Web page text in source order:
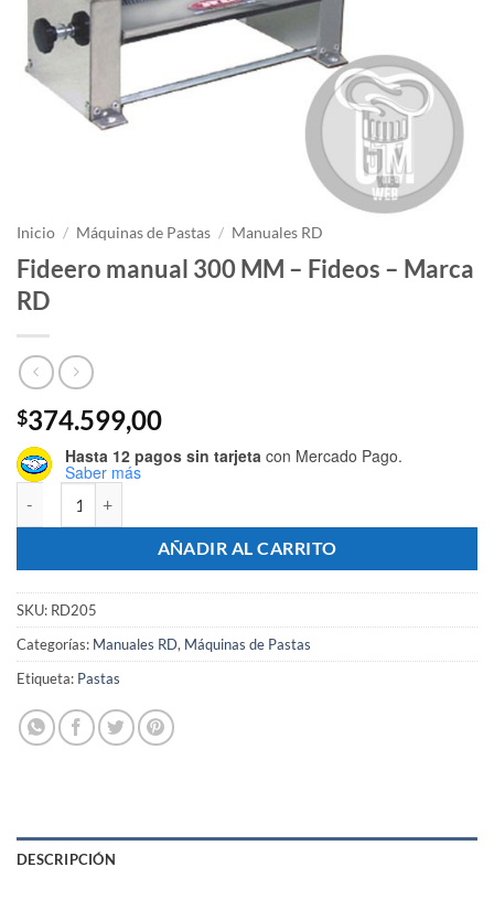
Inicio / Máquinas de Pastas / Manuales RD
Fideero manual 300 MM – Fideos – Marca
RD
$374.599,00
Hasta 12 pagos sin tarjeta con Mercado Pago.
Saber más
AÑADIR AL CARRITO
SKU: RD205
Categorías: Manuales RD, Máquinas de Pastas
Etiqueta: Pastas
DESCRIPCIÓN